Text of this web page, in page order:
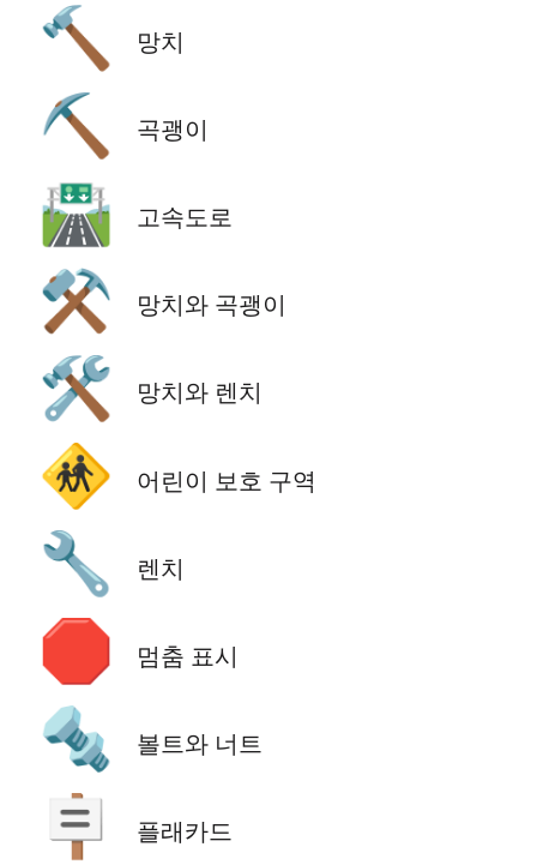
🔨 망치
⛏️ 곡괭이
🛣️ 고속도로
⚒️ 망치와 곡괭이
🛠️ 망치와 렌치
🚸 어린이 보호 구역
🔧 렌치
🛑 멈춤 표시
🔩 볼트와 너트
🪧 플래카드